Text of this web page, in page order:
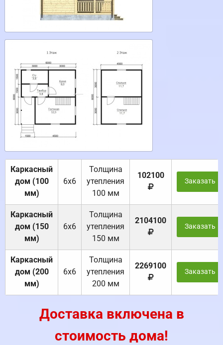
Каркасный
дом (100
мм)
6х6
Толщина
утепления
100 мм
102100
Заказать
Каркасный
дом (150
мм)
6х6
Толщина
утепления
150 мм
2104100
Заказать
Каркасный
дом (200
мм)
6х6
Толщина
утепления
200 мм
2269100
Заказать
Доставка включена в
стоимость дома!